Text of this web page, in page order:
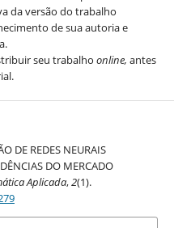
da versão do trabalho
de sua autoria e
seu trabalho online, antes
DE REDES NEURAIS
DO MERCADO
Aplicada,2(1).